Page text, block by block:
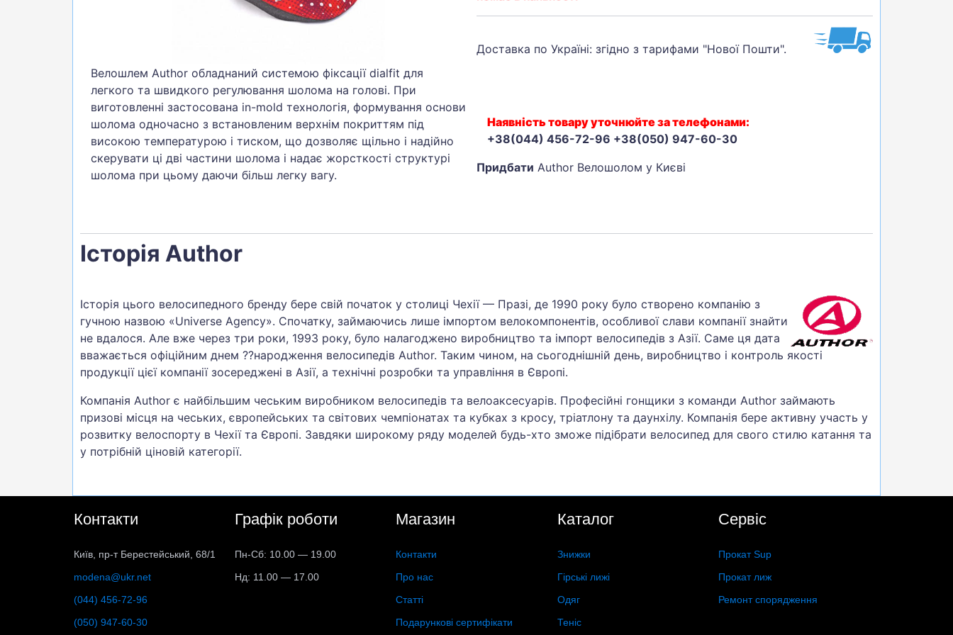
ТЕНІС, БАДМІНТОН
ВОДНІ ВИДИ СПОРТУ
ТУРИЗМ
Велошлем Author обладнаний системою фіксації dialfit для
легкого та швидкого регулювання шолома на голові. При
виготовленні застосована in-mold технологія, формування основи
шолома одночасно з встановленим верхнім покриттям під
високою температурою і тиском, що дозволяє щільно і надійно
скерувати ці дві частини шолома і надає жорсткості структурі
шолома при цьому даючи більш легку вагу.
Доставка по Україні: згідно з тарифами "Нової Пошти".
Наявність товару уточнюйте за телефонами:
+38(044) 456-72-96 +38(050) 947-60-30
Придбати Author Велошолом у Києві
Історія Author
Історія цього велосипедного бренду бере свій початок у столиці Чехії — Празі, де 1990 року було створено компанію з
гучною назвою «Universe Agency». Спочатку, займаючись лише імпортом велокомпонентів, особливої слави компанії знайти
не вдалося. Але вже через три роки, 1993 року, було налагоджено виробництво та імпорт велосипедів з Азії. Саме ця дата
вважається офіційним днем ??народження велосипедів Author. Таким чином, на сьогоднішній день, виробництво і контроль якості
продукції цієї компанії зосереджені в Азії, а технічні розробки та управління в Європі.
Компанія Author є найбільшим чеським виробником велосипедів та велоаксесуарів. Професійні гонщики з команди Author займають
призові місця на чеських, європейських та світових чемпіонатах та кубках з кросу, тріатлону та даунхілу. Компанія бере активну участь у
розвитку велоспорту в Чехії та Європі. Завдяки широкому ряду моделей будь-хто зможе підібрати велосипед для свого стилю катання та
у потрібній ціновій категорії.
Контакти
Київ, пр-т Берестейський, 68/1
modena@ukr.net
(044) 456-72-96
(050) 947-60-30
Графік роботи
Пн-Сб: 10.00 — 19.00
Нд: 11.00 — 17.00
Магазин
Контакти
Про нас
Статті
Подарункові сертифікати
Каталог
Знижки
Гірські лижі
Одяг
Теніс
Сервіс
Прокат Sup
Прокат лиж
Ремонт спорядження